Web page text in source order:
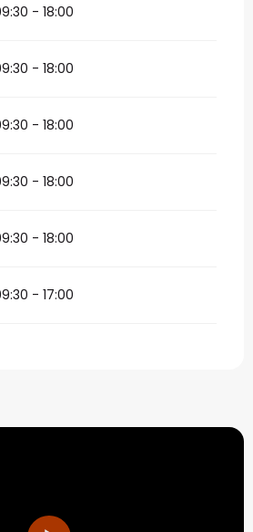
- 18:00
- 18:00
- 18:00
- 18:00
- 18:00
- 17:00